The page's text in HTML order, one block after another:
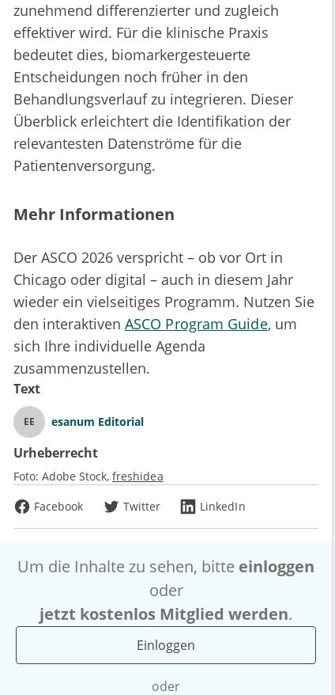
zunehmend differenzierter und zugleich
effektiver wird. Für die klinische Praxis
bedeutet dies, biomarkergesteuerte
Entscheidungen noch früher in den
Behandlungsverlauf zu integrieren. Dieser
Überblick erleichtert die Identifikation der
relevantesten Datenströme für die
Patientenversorgung.
Mehr Informationen
Der ASCO 2026 verspricht – ob vor Ort in
Chicago oder digital – auch in diesem Jahr
wieder ein vielseitiges Programm. Nutzen Sie
den interaktiven ASCO Program Guide, um
sich Ihre individuelle Agenda
zusammenzustellen.
Text
EE esanum Editorial
Urheberrecht
Foto: Adobe Stock freshidea
Facebook
Twitter LinkedIn
Um die Inhalte zu sehen, bitte einloggen
oder
jetzt kostenlos Mitglied werden.
Einloggen
oder